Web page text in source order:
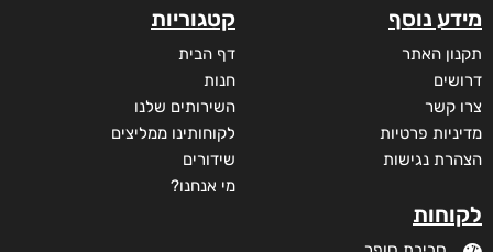
מידע נוסף
תקנון האתר
דרושים
צרו קשר
מדיניות פרטיות
הצהרת נגישות
לקוחות
קטגוריות
דף הבית
חנות
השירותים שלנו
לקוחותינו ממליצים
שידורים
מי אנחנו?